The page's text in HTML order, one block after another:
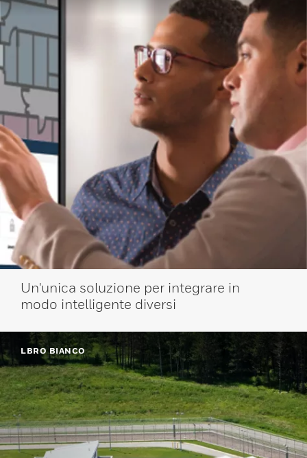
Un'unica soluzione per integrare in
modo intelligente diversi
LBRO BIANCO